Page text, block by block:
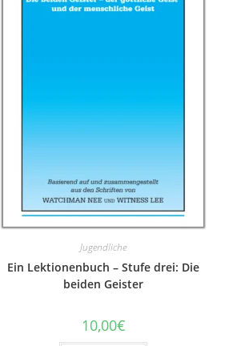
Jugendliche
Ein Lektionenbuch – Stufe drei: Die
beiden Geister
10,00€